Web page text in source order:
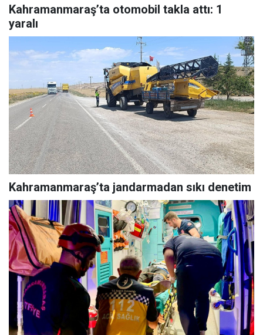
Kahramanmaraş’ta otomobil takla attı: 1
yaralı
Kahramanmaraş’ta jandarmadan sıkı denetim